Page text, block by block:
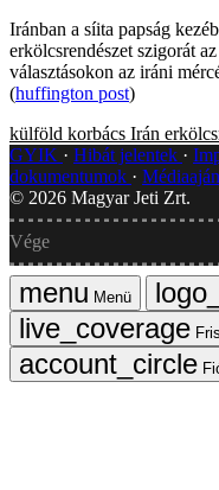
Iránban a síita papság
erkölcsrendészet szigorát
választásokon az iráni
(huffington post)
külföld korbács Irán
GYIK
Hibát jelentek
dokumentumok
© 2026 Magyar Jeti Zrt.
Vége
Menü